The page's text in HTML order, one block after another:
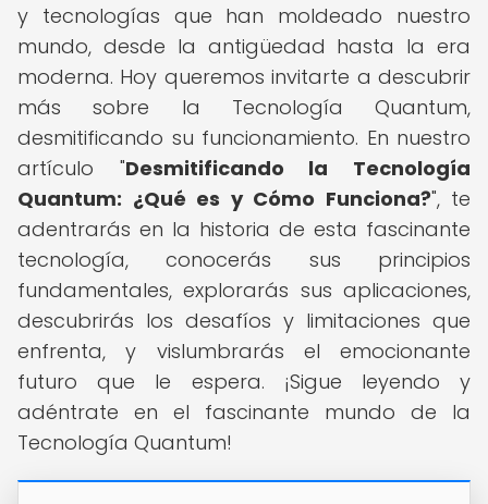
y tecnologías que han moldeado nuestro
mundo, desde la antigüedad hasta la era
moderna. Hoy queremos invitarte a descubrir
más sobre la Tecnología Quantum,
desmitificando su funcionamiento. En nuestro
artículo "Desmitificando la Tecnología
Quantum: ¿Qué es y Cómo Funciona?", te
adentrarás en la historia de esta fascinante
tecnología, conocerás sus principios
fundamentales, explorarás sus aplicaciones,
descubrirás los desafíos y limitaciones que
enfrenta, y vislumbrarás el emocionante
futuro que le espera. ¡Sigue leyendo y
adéntrate en el fascinante mundo de la
Tecnología Quantum!